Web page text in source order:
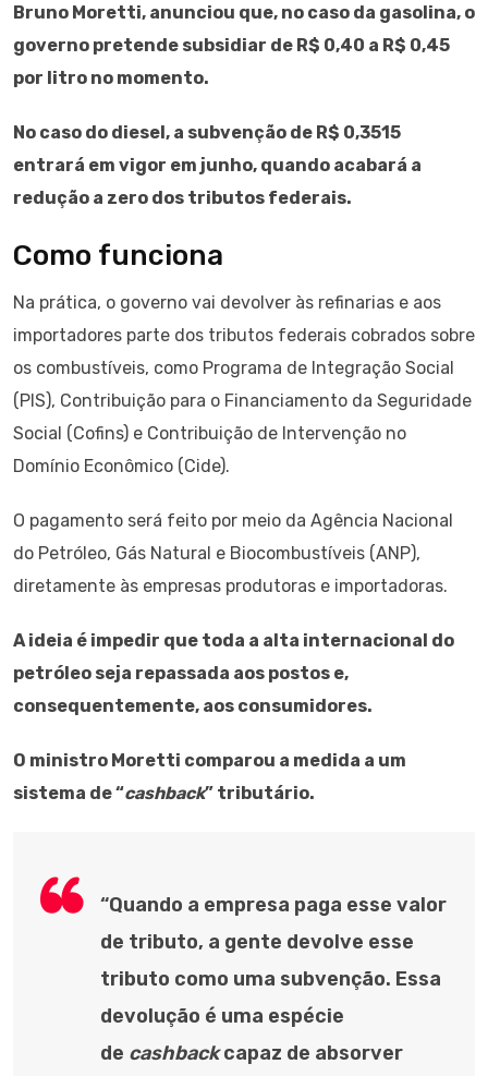
Bruno Moretti, anunciou que, no caso da gasolina, o
governo pretende subsidiar de R$ 0,40 a R$ 0,45
por litro no momento.
No caso do diesel, a subvenção de R$ 0,3515
entrará em vigor em junho, quando acabará a
redução a zero dos tributos federais.
Como funciona
Na prática, o governo vai devolver às refinarias e aos
importadores parte dos tributos federais cobrados sobre
os combustíveis, como Programa de Integração Social
(PIS), Contribuição para o Financiamento da Seguridade
Social (Cofins) e Contribuição de Intervenção no
Domínio Econômico (Cide).
O pagamento será feito por meio da Agência Nacional
do Petróleo, Gás Natural e Biocombustíveis (ANP),
diretamente às empresas produtoras e importadoras.
A ideia é impedir que toda a alta internacional do
petróleo seja repassada aos postos e,
consequentemente, aos consumidores.
O ministro Moretti comparou a medida a um
sistema de “cashback” tributário.
“Quando a empresa paga esse valor
de tributo, a gente devolve esse
tributo como uma subvenção. Essa
devolução é uma espécie
de cashbackcapaz de absorver